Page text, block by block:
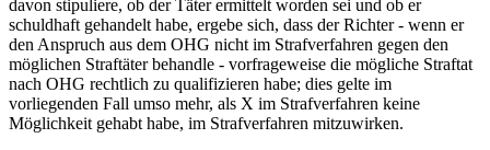
davon stipuliere, ob der Täter ermittelt worden sei und ob er
schuldhaft gehandelt habe, ergebe sich, dass der Richter - wenn er
den Anspruch aus dem OHG nicht im Strafverfahren gegen den
möglichen Straftäter behandle - vorfrageweise die mögliche Straftat
nach OHG rechtlich zu qualifizieren habe; dies gelte im
vorliegenden Fall umso mehr, als X im Strafverfahren keine
Möglichkeit gehabt habe, im Strafverfahren mitzuwirken.